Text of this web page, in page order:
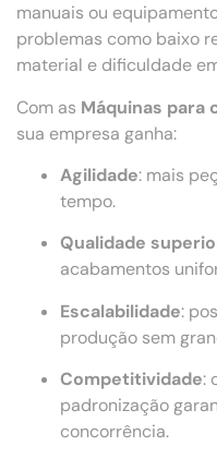
manuais ou
problemas como baixo
material e dificuldade
Com as Máquinas para
sua empresa ganha:
Agilidade: mais
tempo.
Qualidade
acabamentos
Escalabilidade:
produção sem
Competitividade:
padronização
concorrência.